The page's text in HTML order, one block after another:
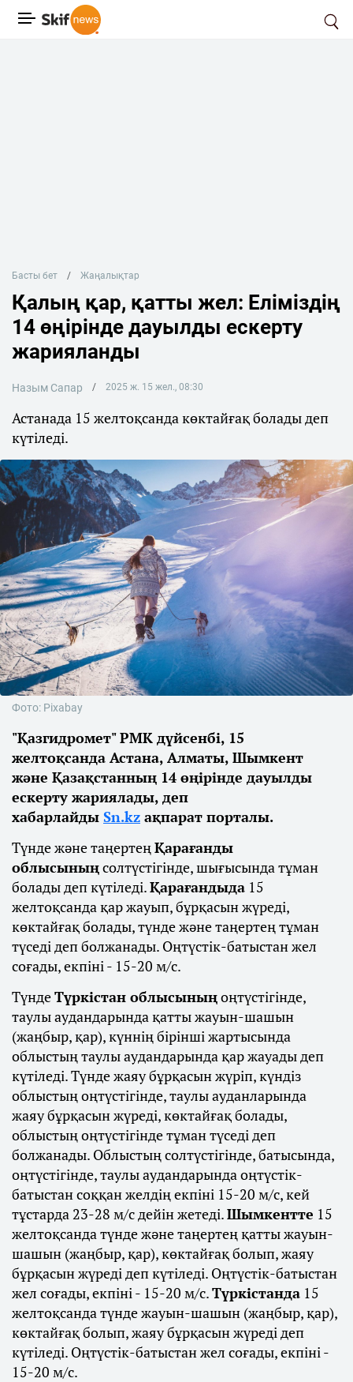
Басты бет Жаңалықтар
Қалың қар, қатты жел: Еліміздің
14 өңірінде дауылды ескерту
жарияланды
Назым Сапар 2025 ж. 15 жел., 08:30
Астанада 15 желтоқсанда көктайғақ болады деп
күтіледі.
Фото: Pixabay
"Қазгидромет" РМК дүйсенбі, 15
желтоқсанда Астана, Алматы, Шымкент
және Қазақстанның 14 өңірінде дауылды
ескерту жариялады, деп
хабарлайды Sn.kz ақпарат порталы.
Түнде және таңертеңҚарағанды
облысыныңсолтүстігінде, шығысында тұман
болады деп күтіледі.Қарағандыда 15
желтоқсанда қар жауып, бұрқасын жүреді,
көктайғақ болады, түнде және таңертең тұман
түседі деп болжанады. Оңтүстік-батыстан жел
соғады, екпіні - 15-20 м/с.
ТүндеТүркістан облысыныңоңтүстігінде,
таулы аудандарында қатты жауын-шашын
(жаңбыр, қар), күннің бірінші жартысында
облыстың таулы аудандарында қар жауады деп
күтіледі. Түнде жаяу бұрқасын жүріп, күндіз
облыстың оңтүстігінде, таулы ауданларында
жаяу бұрқасын жүреді, көктайғақ болады,
облыстың оңтүстігінде тұман түседі деп
болжанады. Облыстың солтүстігінде, батысында,
оңтүстігінде, таулы аудандарында оңтүстік-
батыстан соққан желдің екпіні 15-20 м/с, кей
тұстарда 23-28 м/с дейін жетеді.Шымкентте 15
желтоқсанда түнде және таңертең қатты жауын-
шашын (жаңбыр, қар), көктайғақ болып, жаяу
бұрқасын жүреді деп күтіледі. Оңтүстік-батыстан
жел соғады, екпіні - 15-20 м/с.Түркістанда 15
желтоқсанда түнде жауын-шашын (жаңбыр, қар),
көктайғақ болып, жаяу бұрқасын жүреді деп
күтіледі. Оңтүстік-батыстан жел соғады, екпіні -
15-20 м/с.